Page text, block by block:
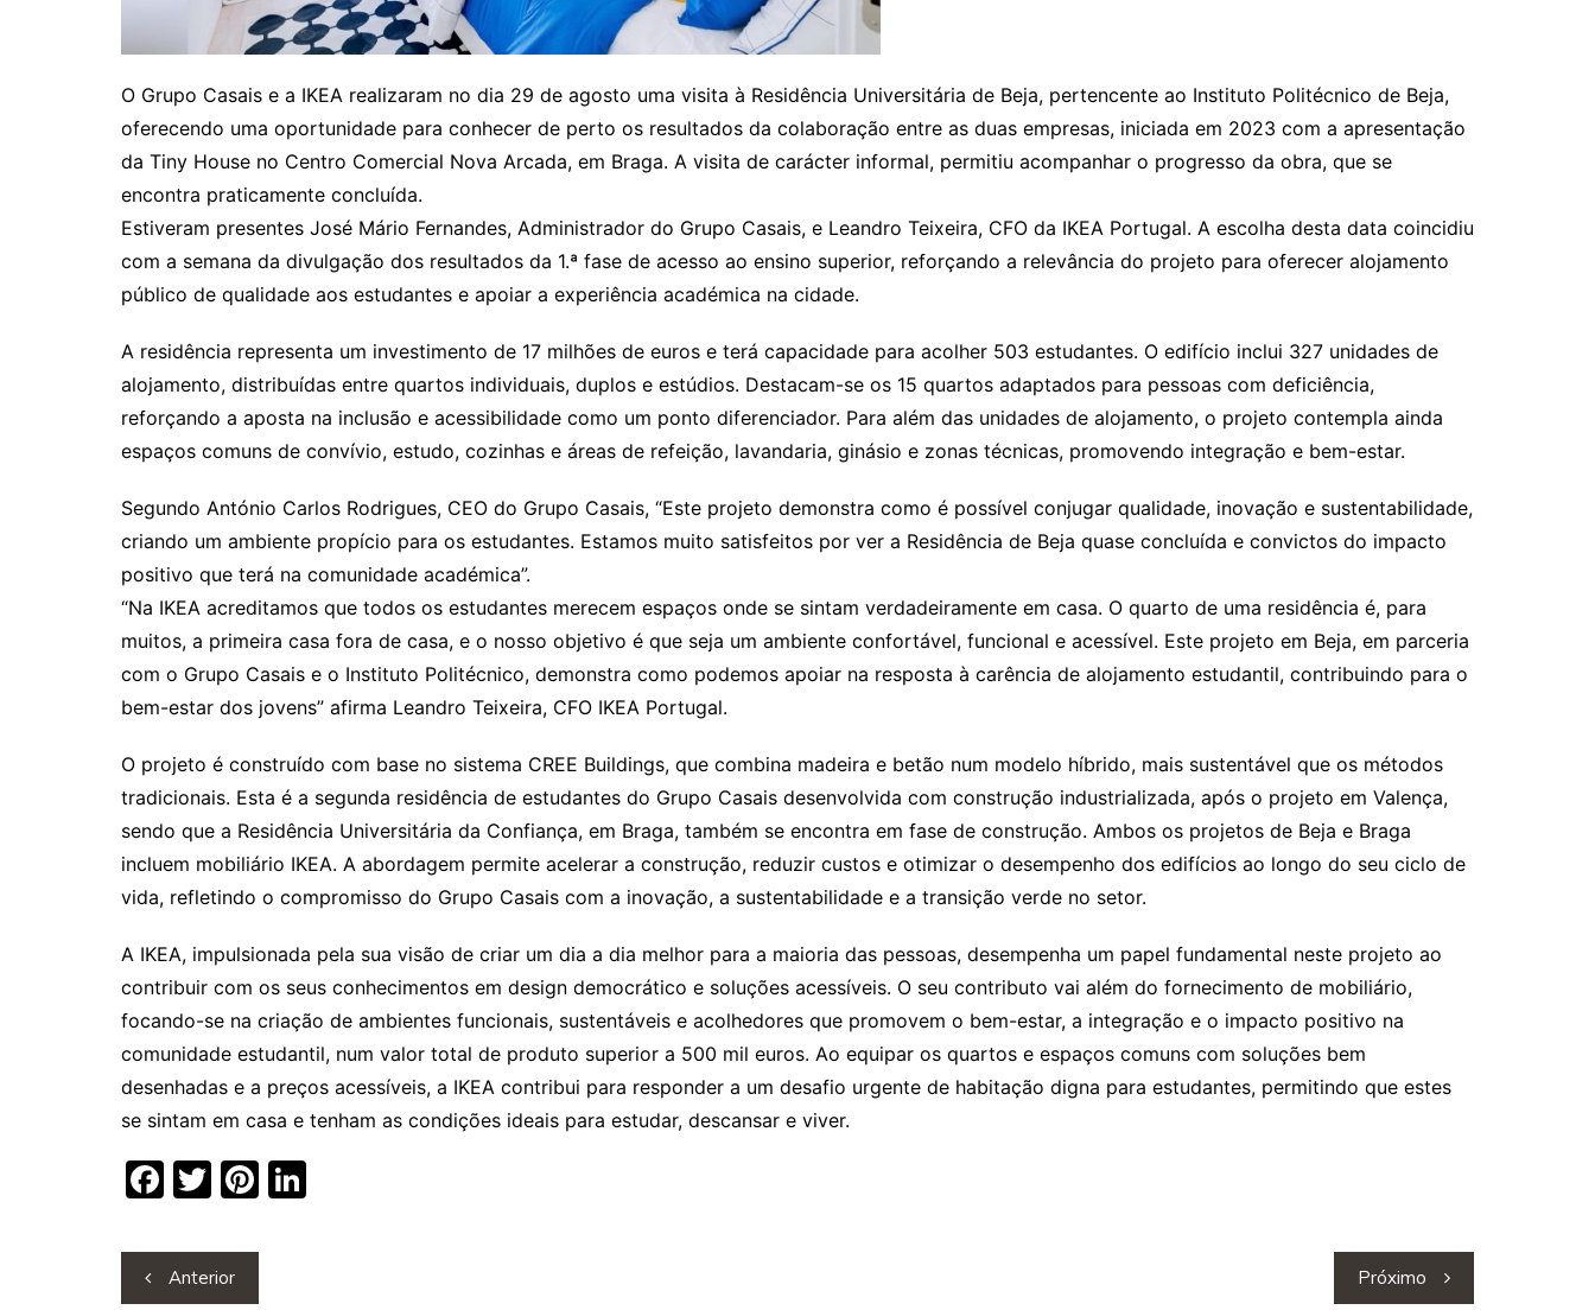
O Grupo Casais e a IKEA realizaram no dia 29 de agosto uma visita à Residência Universitária de Beja, pertencente ao Instituto Politécnico de Beja,
oferecendo uma oportunidade para conhecer de perto os resultados da colaboração entre as duas empresas, iniciada em 2023 com a apresentação
da Tiny House no Centro Comercial Nova Arcada, em Braga. A visita de carácter informal, permitiu acompanhar o progresso da obra, que se
encontra praticamente concluída.
Estiveram presentes José Mário Fernandes, Administrador do Grupo Casais, e Leandro Teixeira, CFO da IKEA Portugal. A escolha desta data coincidiu
com a semana da divulgação dos resultados da 1.ª fase de acesso ao ensino superior, reforçando a relevância do projeto para oferecer alojamento
público de qualidade aos estudantes e apoiar a experiência académica na cidade.
A residência representa um investimento de 17 milhões de euros e terá capacidade para acolher 503 estudantes. O edifício inclui 327 unidades de
alojamento, distribuídas entre quartos individuais, duplos e estúdios. Destacam-se os 15 quartos adaptados para pessoas com deficiência,
reforçando a aposta na inclusão e acessibilidade como um ponto diferenciador. Para além das unidades de alojamento, o projeto contempla ainda
espaços comuns de convívio, estudo, cozinhas e áreas de refeição, lavandaria, ginásio e zonas técnicas, promovendo integração e bem-estar.
Segundo António Carlos Rodrigues, CEO do Grupo Casais, “Este projeto demonstra como é possível conjugar qualidade, inovação e sustentabilidade,
criando um ambiente propício para os estudantes. Estamos muito satisfeitos por ver a Residência de Beja quase concluída e convictos do impacto
positivo que terá na comunidade académica”.
“Na IKEA acreditamos que todos os estudantes merecem espaços onde se sintam verdadeiramente em casa. O quarto de uma residência é, para
muitos, a primeira casa fora de casa, e o nosso objetivo é que seja um ambiente confortável, funcional e acessível. Este projeto em Beja, em parceria
com o Grupo Casais e o Instituto Politécnico, demonstra como podemos apoiar na resposta à carência de alojamento estudantil, contribuindo para o
bem-estar dos jovens” afirma Leandro Teixeira, CFO IKEA Portugal.
O projeto é construído com base no sistema CREE Buildings, que combina madeira e betão num modelo híbrido, mais sustentável que os métodos
tradicionais. Esta é a segunda residência de estudantes do Grupo Casais desenvolvida com construção industrializada, após o projeto em Valença,
sendo que a Residência Universitária da Confiança, em Braga, também se encontra em fase de construção. Ambos os projetos de Beja e Braga
incluem mobiliário IKEA. A abordagem permite acelerar a construção, reduzir custos e otimizar o desempenho dos edifícios ao longo do seu ciclo de
vida, refletindo o compromisso do Grupo Casais com a inovação, a sustentabilidade e a transição verde no setor.
A IKEA, impulsionada pela sua visão de criar um dia a dia melhor para a maioria das pessoas, desempenha um papel fundamental neste projeto ao
contribuir com os seus conhecimentos em design democrático e soluções acessíveis. O seu contributo vai além do fornecimento de mobiliário,
focando-se na criação de ambientes funcionais, sustentáveis e acolhedores que promovem o bem-estar, a integração e o impacto positivo na
comunidade estudantil, num valor total de produto superior a 500 mil euros. Ao equipar os quartos e espaços comuns com soluções bem
desenhadas e a preços acessíveis, a IKEA contribui para responder a um desafio urgente de habitação digna para estudantes, permitindo que estes
se sintam em casa e tenham as condições ideais para estudar, descansar e viver.
F
c
e
T
itt
er
Pi
Navegação
Anterior Próximo